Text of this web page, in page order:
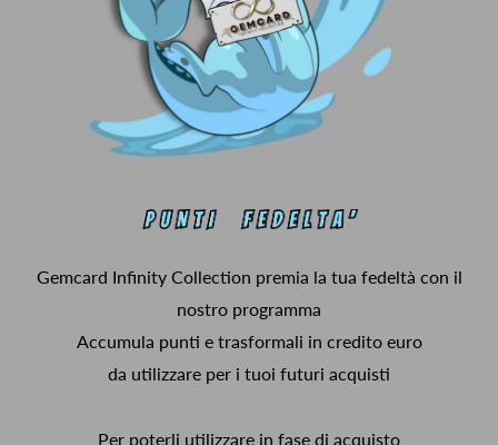
Gemcard Infinity Collection premia la tua fedeltà con il
nostro programma
Accumula punti e trasformali in credito euro
da utilizzare per i tuoi futuri acquisti
Per poterli utilizzare in fase di acquisto